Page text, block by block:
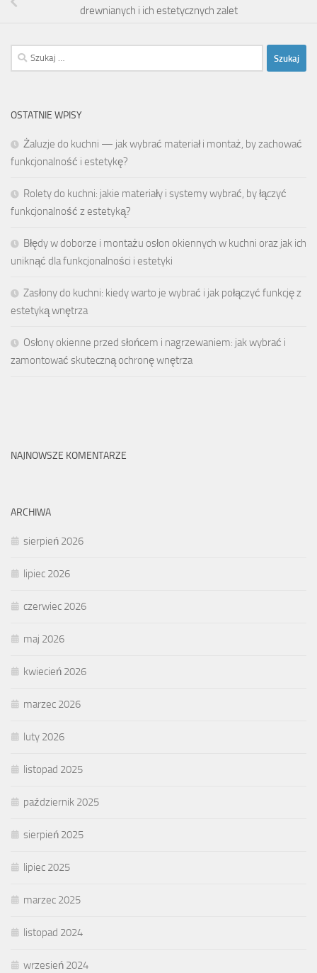
drewnianych i ich estetycznych zalet
Szukaj:
OSTATNIE WPISY
Żaluzje do kuchni — jak wybrać materiał i montaż, by zachować
funkcjonalność i estetykę?
Rolety do kuchni: jakie materiały i systemy wybrać, by łączyć
funkcjonalność z estetyką?
Błędy w doborze i montażu osłon okiennych w kuchni oraz jak ich
uniknąć dla funkcjonalności i estetyki
Zasłony do kuchni: kiedy warto je wybrać i jak połączyć funkcję z
estetyką wnętrza
Osłony okienne przed słońcem i nagrzewaniem: jak wybrać i
zamontować skuteczną ochronę wnętrza
NAJNOWSZE KOMENTARZE
ARCHIWA
sierpień 2026
lipiec 2026
czerwiec 2026
maj 2026
kwiecień 2026
marzec 2026
luty 2026
listopad 2025
październik 2025
sierpień 2025
lipiec 2025
marzec 2025
listopad 2024
wrzesień 2024